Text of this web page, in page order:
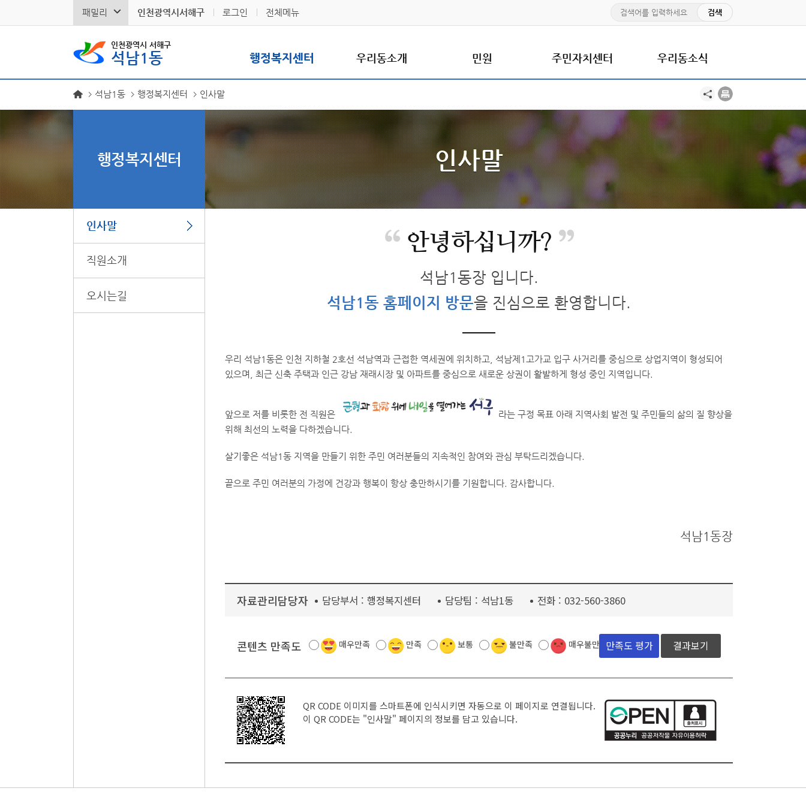
패밀리 인천광역시서해구 로그인 전체메뉴
인천광역시 서해구
석남1동 행정복지센터 우리동소개 민원 주민자치센터 우리동소식
행정복지센터
인사말
직원소개
오시는길
석남1동 행정복지센터 인사말
인사말
“ 안녕하십니까? ”
석남1동장 입니다.
석남1동 홈페이지 방문을 진심으로 환영합니다.
우리 석남1동은 인천 지하철 2호선 석남역과 근접한 역세권에 위치하고, 석남제1고가교 입구 사거리를 중심으로 상업지역이 형성되어
있으며, 최근 신축 주택과 인근 강남 재래시장 및 아파트를 중심으로 새로운 상권이 활발하게 형성 중인 지역입니다.
앞으로 저를 비롯한 전 직원은
라는 구정 목표 아래 지역사회 발전 및 주민들의 삶의 질 향상을
위해 최선의 노력을 다하겠습니다.
살기좋은 석남1동 지역을 만들기 위한 주민 여러분들의 지속적인 참여와 관심 부탁드리겠습니다.
끝으로 주민 여러분의 가정에 건강과 행복이 항상 충만하시기를 기원합니다. 감사합니다.
석남1동장
자료관리담당자 담당부서 : 행정복지센터 담당팀 : 석남1동 전화 : 032-560-3860
콘텐츠 만족도 매우만족 만족 보통 불만족 매우불만족 결과보기
QR CODE 이미지를 스마트폰에 인식시키면 자동으로 이 페이지로 연결됩니다.
이 QR CODE는 "인사말" 페이지의 정보를 담고 있습니다.